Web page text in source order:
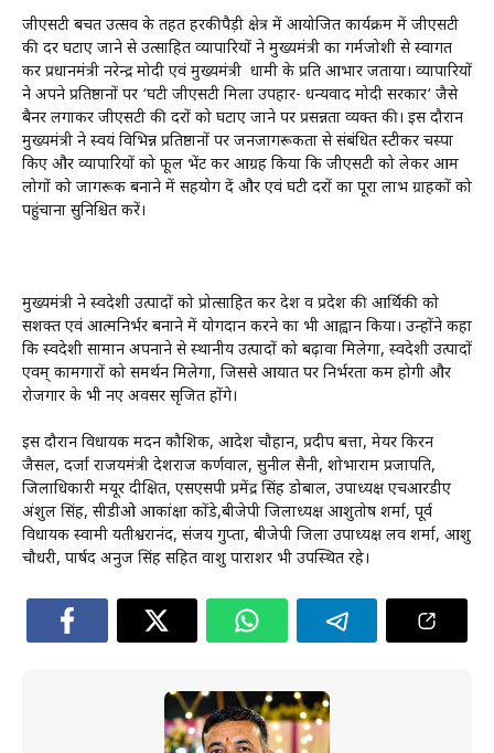
जीएसटी बचत उत्सव के तहत हरकीपैड़ी क्षेत्र में आयोजित कार्यक्रम में जीएसटी
की दर घटाए जाने से उत्साहित व्यापारियों ने मुख्यमंत्री का गर्मजोशी से स्वागत
कर प्रधानमंत्री नरेन्द्र मोदी एवं मुख्यमंत्री धामी के प्रति आभार जताया। व्यापारियों
ने अपने प्रतिष्ठानों पर ‘घटी जीएसटी मिला उपहार- धन्यवाद मोदी सरकार‘ जैसे
बैनर लगाकर जीएसटी की दरों को घटाए जाने पर प्रसन्नता व्यक्त की। इस दौरान
मुख्यमंत्री ने स्वयं विभिन्न प्रतिष्ठानों पर जनजागरूकता से संबंधित स्टीकर चस्पा
किए और व्यापारियों को फूल भेंट कर आग्रह किया कि जीएसटी को लेकर आम
लोगों को जागरूक बनाने में सहयोग दें और एवं घटी दरों का पूरा लाभ ग्राहकों को
पहुंचाना सुनिश्चित करें।
मुख्यमंत्री ने स्वदेशी उत्पादों को प्रोत्साहित कर देश व प्रदेश की आर्थिकी को
सशक्त एवं आत्मनिर्भर बनाने में योगदान करने का भी आह्वान किया। उन्होंने कहा
कि स्वदेशी सामान अपनाने से स्थानीय उत्पादों को बढ़ावा मिलेगा, स्वदेशी उत्पादों
एवम् कामगारों को समर्थन मिलेगा, जिससे आयात पर निर्भरता कम होगी और
रोजगार के भी नए अवसर सृजित होंगे।
इस दौरान विधायक मदन कौशिक, आदेश चौहान, प्रदीप बत्ता, मेयर किरन
जैसल, दर्जा राजयमंत्री देशराज कर्णवाल, सुनील सैनी, शोभाराम प्रजापति,
जिलाधिकारी मयूर दीक्षित, एसएसपी प्रमेंद्र सिंह डोबाल, उपाध्यक्ष एचआरडीए
अंशुल सिंह, सीडीओ आकांक्षा कोंडे,बीजेपी जिलाध्यक्ष आशुतोष शर्मा, पूर्व
विधायक स्वामी यतीश्वरानंद, संजय गुप्ता, बीजेपी जिला उपाध्यक्ष लव शर्मा, आशु
चौधरी, पार्षद अनुज सिंह सहित वाशु पाराशर भी उपस्थित रहे।